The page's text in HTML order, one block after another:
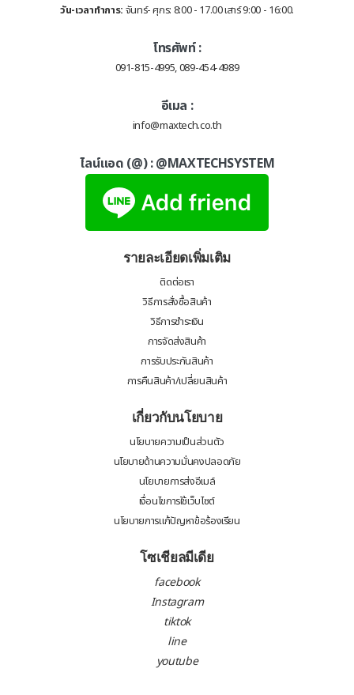
วัน-เวลาทำการ: จันทร์- ศุกร: 8:00 - 17.00 เสาร์ 9:00 - 16:00.
โทรศัพท์ :
091-815-4995, 089-454-4989
อีเมล :
info@maxtech.co.th
ไลน์แอด (@) :@MAXTECHSYSTEM
รายละเอียดเพิ่มเติม
ติดต่อเรา
วิธีการสั่งซื้อสินค้า
วิธีการชำระเงิน
การจัดส่งสินค้า
การรับประกันสินค้า
การคืนสินค้า/เปลี่ยนสินค้า
เกี่ยวกับนโยบาย
นโยบายความเป็นส่วนตัว
นโยบายด้านความมั่นคงปลอดภัย
นโยบายการส่งอีเมล์
เงื่อนไขการใช้เว็บไซต์
นโยบายการแก้ปัญหาข้อร้องเรียน
โซเชียลมีเดีย
facebook
Instagram
tiktok
line
youtube